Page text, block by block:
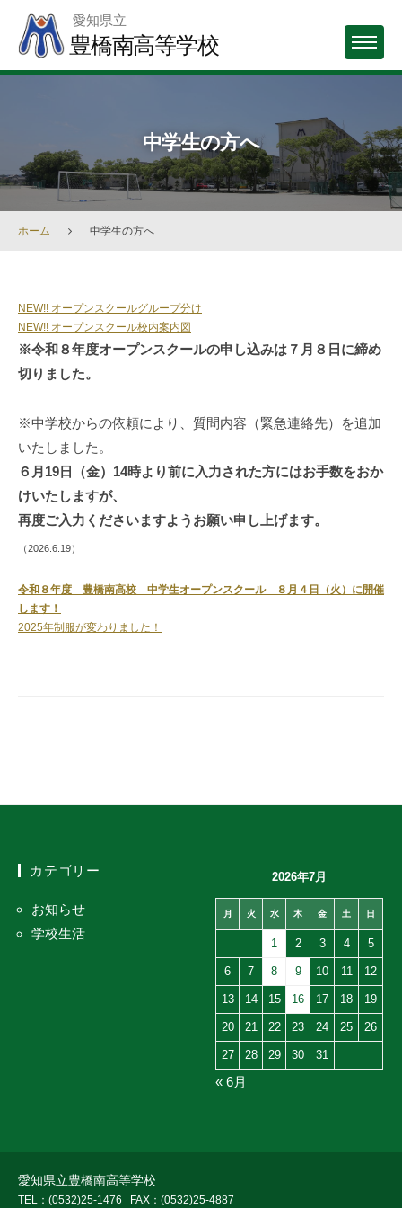
content
愛知県立
豊橋南高等学校 MENU
中学生の方へ
ホーム 中学生の方へ
中
学
生
の
へ
2026
年
7
月
16
NEW!! オープンスクールグループ分け
NEW!! オープンスクール校内案内図
※令和８年度オープンスクールの申し込みは７月８日に締め
切りました。
※中学校からの依頼により、質問内容（緊急連絡先）を追加
いたしました。
６月19日（金）14時より前に入力された方にはお手数をおか
けいたしますが、
再度ご入力くださいますようお願い申し上げます。
（2026.6.19）
令和８年度 豊橋南高校 中学生オープンスクール ８月４日（火）に開催
します！
2025年制服が変わりました！
カテゴリー
お知らせ
学校生活
2026年7月
月 火 水 木 金 土 日
1 2 3 4 5
6 7 8 9 10 11 12
13 14 15 16 17 18 19
20 21 22 23 24 25 26
27 28 29 30 31
« 6月
愛知県立豊橋南高等学校
TEL：(0532)25-1476 FAX：(0532)25-4887